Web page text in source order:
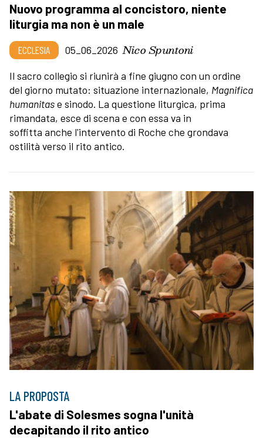
Nuovo programma al concistoro, niente
liturgia ma non è un male
ECCLESIA 05_06_2026 Nico Spuntoni
Il sacro collegio si riunirà a fine giugno con un ordine
del giorno mutato: situazione internazionale, Magnifica
humanitase sinodo. La questione liturgica, prima
rimandata, esce di scena e con essa va in
soffitta anche l'intervento di Roche che grondava
ostilità verso il rito antico.
LA PROPOSTA
L'abate di Solesmes sogna l'unità
decapitando il rito antico